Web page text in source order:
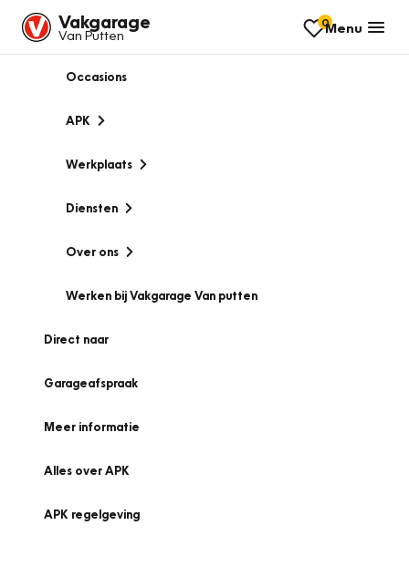
Vakgarage
Van Putten
0Menu
Occasions
APK
Werkplaats
Diensten
Over ons
Werken bij Vakgarage Van putten
Direct naar
Garageafspraak
Meer informatie
Alles over APK
APK regelgeving